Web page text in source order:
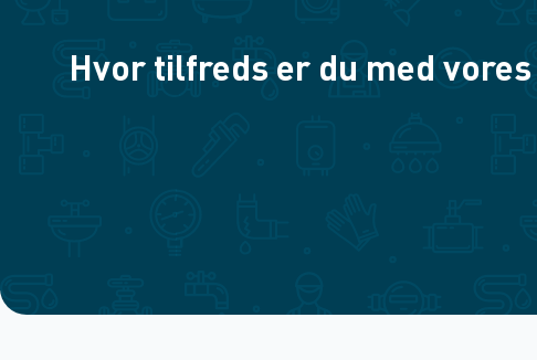
Hvor tilfreds er du med